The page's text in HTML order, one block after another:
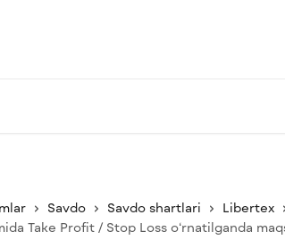
Savdo Savdo shartlari
Libertex
Take Profit / Stop Loss o‘rnatilganda